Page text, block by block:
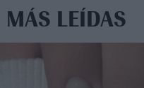
MÁS LEÍDAS